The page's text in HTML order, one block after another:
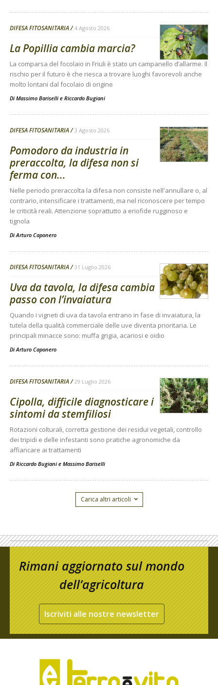
DIFESA FITOSANITARIA 4 Agosto 2026
La Popillia cambia marcia?
La comparsa del focolaio in Friuli è stato un campanello d’allarme. Il
rischio per il futuro è che riesca a trovare luoghi favorevoli anche
molto lontani dal focolaio di origine
Di Massimo Bariselli e Riccardo Bugiani
DIFESA FITOSANITARIA 3 Agosto 2026
Pomodoro da industria in
preraccolta, la difesa non si
ferma con...
Nelle periodo preraccolta la difesa non consiste nell'annullare o, al
contrario, intensificare i trattamenti, ma nel riconoscere per tempo
le criticità reali. Attenzione soprattutto a eriofide rugginoso e
tignola
Di Arturo Caponero
DIFESA FITOSANITARIA 31 Luglio 2026
Uva da tavola, la difesa cambia
passo con l’invaiatura
Quando i vigneti di uva da tavola entrano in fase di invaiatura, la
tutela della qualità commerciale delle uve diventa prioritaria. Le
principali minacce sono: muffa grigia, acariosi e oidio
Di Arturo Caponero
DIFESA FITOSANITARIA 29 Luglio 2026
Cipolla, difficile diagnosticare i
sintomi da stemfiliosi
Rotazioni colturali, corretta gestione dei residui vegetali, controllo
dei tripidi e delle infestanti sono pratiche agronomiche da
affiancare ai trattamenti
Di Riccardo Bugiani e Massimo Bariselli
Carica altri articoli
Rimani aggiornato sul mondo
dell’agricoltura
Iscriviti alle nostre newsletter